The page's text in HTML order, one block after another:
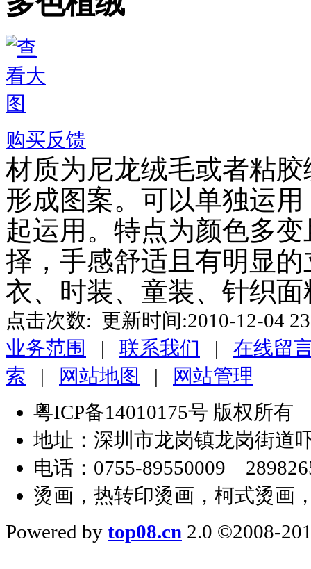
购买反馈
材质为尼龙绒毛或者粘
形成图案。可以单独运
起运用。特点为颜色多
择，手感舒适且有明显
衣、时装、童装、针织面
点击次数: 更新时间:2010-12-04
业务范围
| 联系我们 | 在线留
索 | 网站地图 |
网站管理
粤ICP备14010175号 版权所
地址：深圳市龙岗镇龙岗街道
电话：0755-89550009
烫画，热转印烫画，柯式烫画
Powered by top08.cn 2.0 ©2008-